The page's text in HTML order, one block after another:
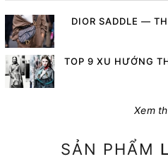
DIOR SADDLE —
TOP 9 XU HƯỚNG
Xem
SẢN PHẨM